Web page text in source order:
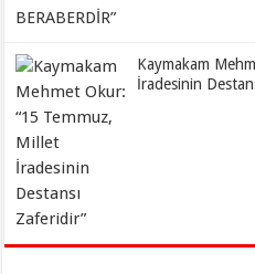
Kaymakam
İradesinin